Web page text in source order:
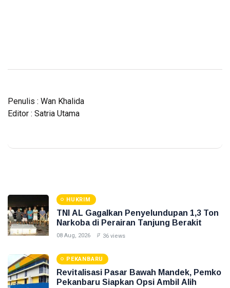
Penulis : Wan Khalida
Editor : Satria Utama
HUKRIM
TNI AL Gagalkan Penyelundupan 1,3 Ton
Narkoba di Perairan Tanjung Berakit
08 Aug, 2026 36 views
PEKANBARU
Revitalisasi Pasar Bawah Mandek, Pemko
Pekanbaru Siapkan Opsi Ambil Alih